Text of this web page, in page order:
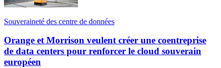
Souveraineté des centre de données
Orange et Morrison veulent créer une coentreprise
de data centers pour renforcer le cloud souverain
européen